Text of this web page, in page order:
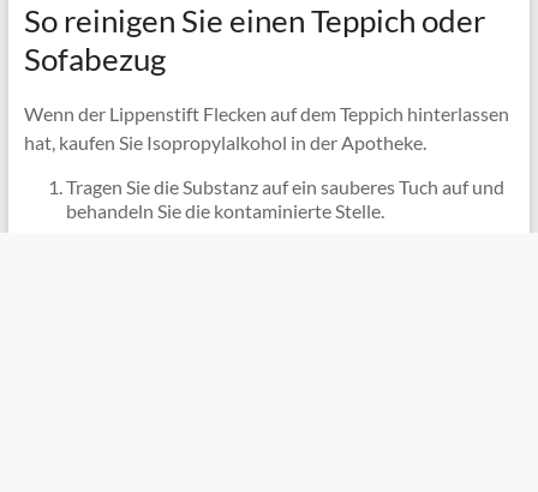
So reinigen Sie einen Teppich oder
Sofabezug
Wenn der Lippenstift Flecken auf dem Teppich hinterlassen
hat, kaufen Sie Isopropylalkohol in der Apotheke.
Tragen Sie die Substanz auf ein sauberes Tuch auf und
behandeln Sie die kontaminierte Stelle.